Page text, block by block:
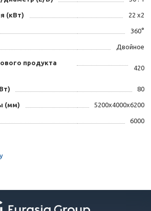
(кВт) 22 x2
360°
Двойное
продукта
420
80
(мм) 5200x4000x6200
6000